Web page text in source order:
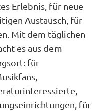
Erlebnis, für neue
Austausch, für
Mit dem täglichen
es aus dem
für
für